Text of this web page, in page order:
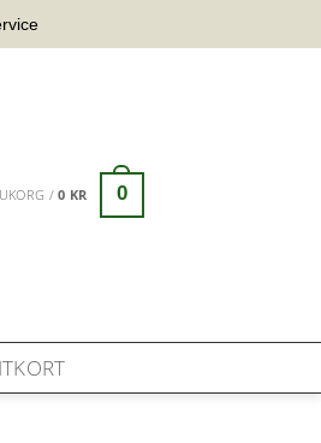
/0 KR 0